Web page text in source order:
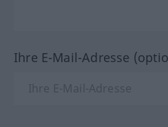
Ihre E-Mail-Adresse